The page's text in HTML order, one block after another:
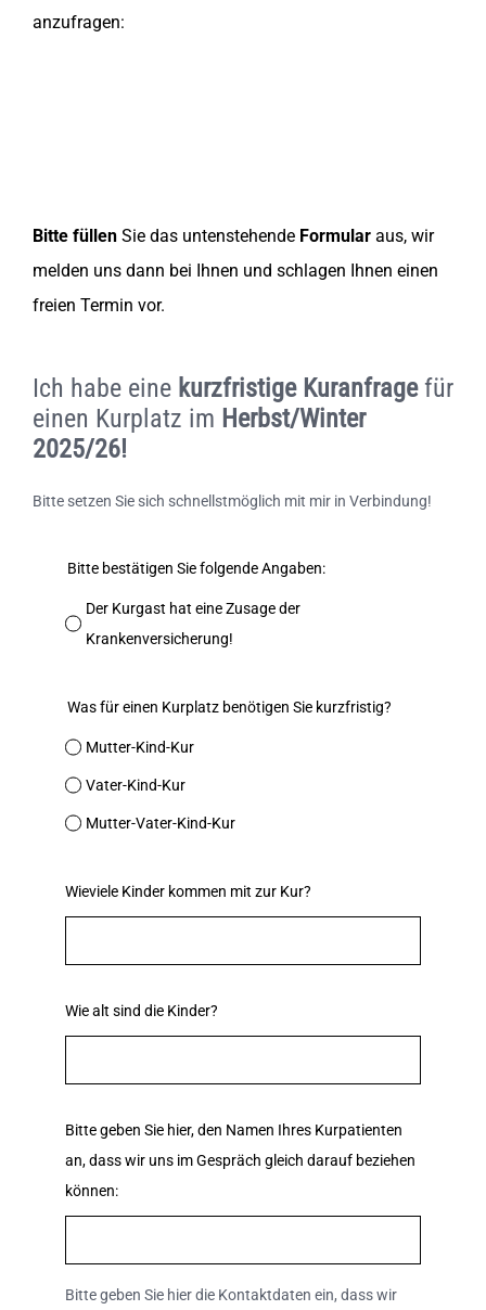
anzufragen:
Bitte füllenSie das untenstehende Formularaus, wir
melden uns dann bei Ihnen und schlagen Ihnen einen
freien Termin vor.
Ich habe eine kurzfristige Kuranfragefür
einen Kurplatz im Herbst/Winter
2025/26!
Bitte setzen Sie sich schnellstmöglich mit mir in Verbindung!
Bitte bestätigen Sie folgende Angaben:
Der Kurgast hat eine Zusage der
Krankenversicherung!
Was für einen Kurplatz benötigen Sie kurzfristig?
Mutter-Kind-Kur
Vater-Kind-Kur
Mutter-Vater-Kind-Kur
Wieviele Kinder kommen mit zur Kur?
Wie alt sind die Kinder?
Bitte geben Sie hier, den Namen Ihres Kurpatienten
an, dass wir uns im Gespräch gleich darauf beziehen
können:
Bitte geben Sie hier die Kontaktdaten ein, dass wir